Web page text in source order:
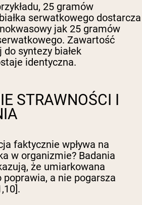
25 gramów
serwatkowego dostarcza
jak 25 gramów
Zawartość
syntezy białek
identyczna.
STRAWNOŚCI I
faktycznie wpływa na
w organizmie? Badania
że umiarkowana
a nie pogarsza